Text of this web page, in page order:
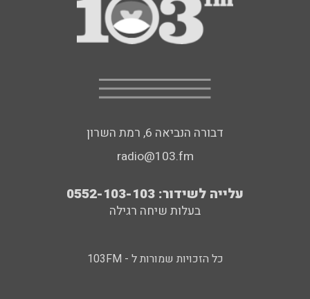
דבורה הנביאה 6, רמת השרון
radio@103.fm
עלייה לשידור: 0552-103-103
בעלות שיחה רגילה
כל הזכויות שמורות ל - 103FM